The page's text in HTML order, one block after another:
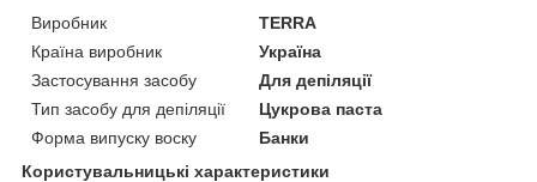
Виробник
TERRA
Країна виробник
Україна
Застосування засобу
Для депіляції
Тип засобу для депіляції
Цукрова паста
Форма випуску воску
Банки
Користувальницькі характеристики